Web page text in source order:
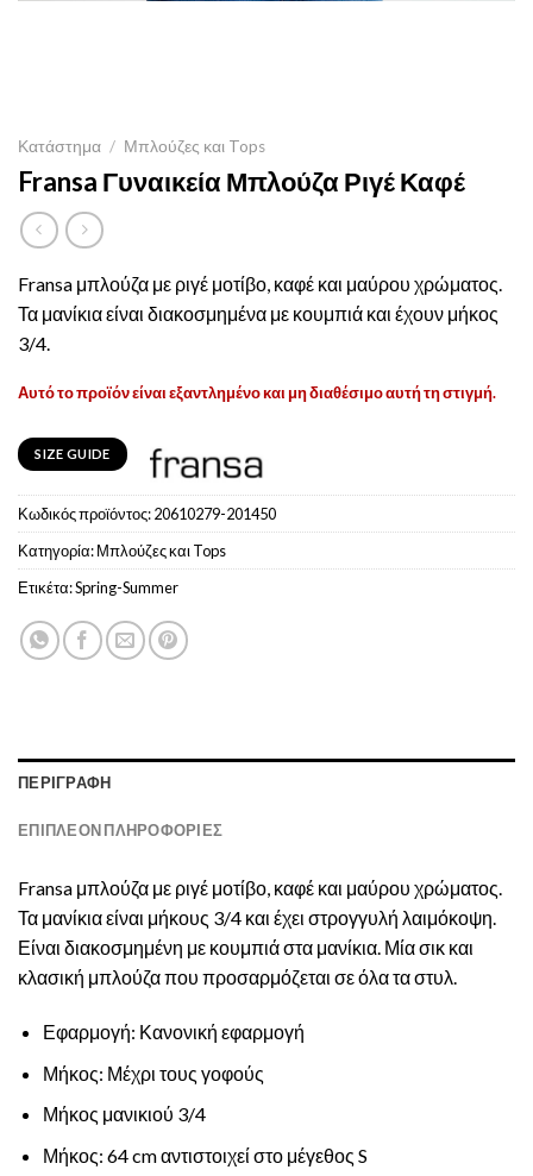
Κατάστημα / Μπλούζες και Tops
Fransa Γυναικεία Μπλούζα Ριγέ Καφέ
Fransa μπλούζα με ριγέ μοτίβο, καφέ και μαύρου χρώματος.
Τα μανίκια είναι διακοσμημένα με κουμπιά και έχουν μήκος
3/4.
Αυτό το προϊόν είναι εξαντλημένο και μη διαθέσιμο αυτή τη στιγμή.
SIZE GUIDE
Κωδικός προϊόντος:20610279-201450
Κατηγορία:Μπλούζες και Tops
Ετικέτα:Spring-Summer
ΠΕΡΙΓΡΑΦΉ
ΕΠΙΠΛΈΟΝ ΠΛΗΡΟΦΟΡΊΕΣ
Fransa μπλούζα με ριγέ μοτίβο, καφέ και μαύρου χρώματος.
Τα μανίκια είναι μήκους 3/4 και έχει στρογγυλή λαιμόκοψη.
Είναι διακοσμημένη με κουμπιά στα μανίκια. Μία σικ και
κλασική μπλούζα που προσαρμόζεται σε όλα τα στυλ.
Εφαρμογή: Κανονική εφαρμογή
Μήκος: Μέχρι τους γοφούς
Μήκος μανικιού 3/4
Μήκος: 64 cm αντιστοιχεί στο μέγεθος S